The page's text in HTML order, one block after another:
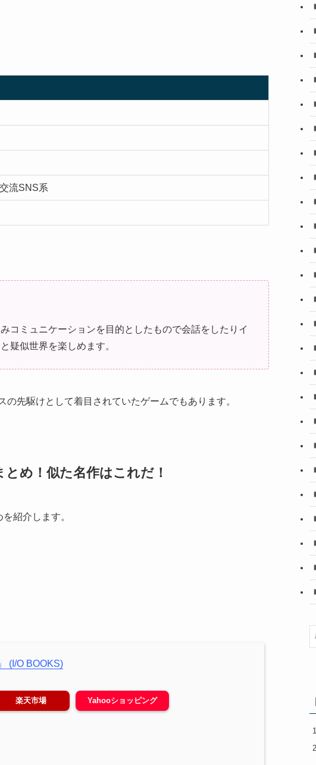
流SNS系
コミュニケーションを目的としたもので会話をしたりイ
疑似世界を楽しめます。
先駆けとして着目されていたゲームでもあります。
め！似た名作はこれだ！
紹介します。
(I/O BOOKS)
楽天市場 Yahooショッピング